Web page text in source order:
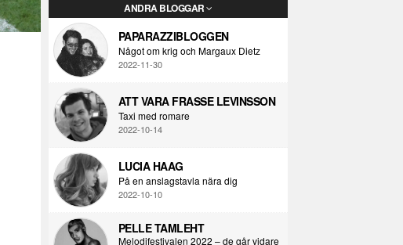
ANDRA BLOGGAR
PAPARAZZIBLOGGEN
Något om krig och Margaux Dietz
2022-11-30
ATT VARA FRASSE LEVINSSON
Taxi med romare
2022-10-14
LUCIA HAAG
På en anslagstavla nära dig
2022-10-10
PELLE TAMLEHT
Melodifestivalen 2022 – de går vidare